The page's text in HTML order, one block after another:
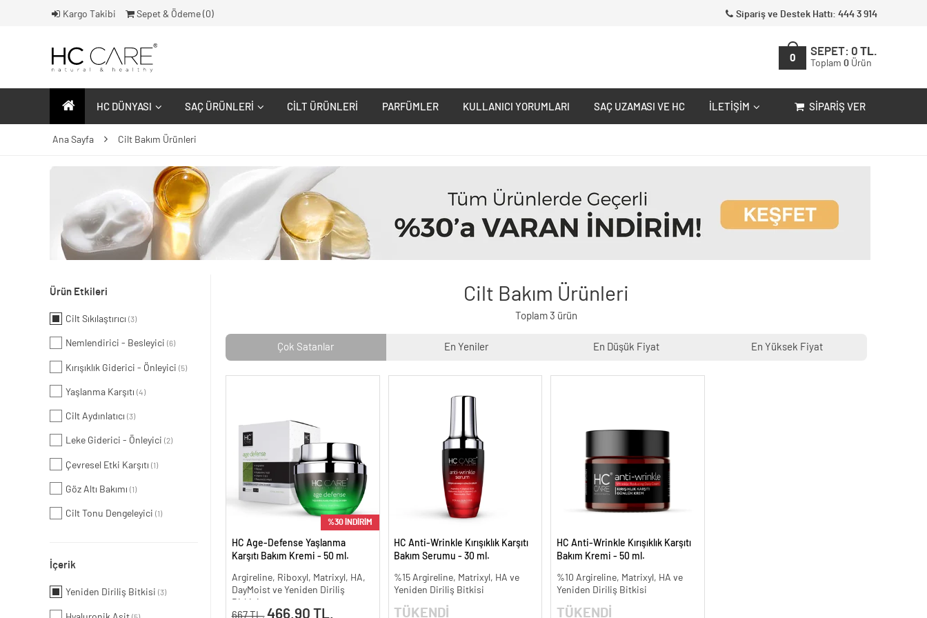
Kargo Takibi Sepet & Ödeme ( 0) Sipariş ve Destek Hattı: 444 3 914
0
SEPET: 0 TL.
Toplam 0 Ürün
HC DÜNYASI SAÇ ÜRÜNLERI CILT ÜRÜNLERI PARFÜMLER KULLANICI YORUMLARI SAÇ UZAMASI VE HC İLETIŞIM SIPARIŞ VER
Ana Sayfa Cilt Bakım Ürünleri
Ürün Etkileri
Cilt Sıkılaştırıcı (3)
Nemlendirici - Besleyici (6)
Kırışıklık Giderici - Önleyici (5)
Yaşlanma Karşıtı (4)
Cilt Aydınlatıcı (3)
Leke Giderici - Önleyici (2)
Çevresel Etki Karşıtı (1)
Göz Altı Bakımı (1)
Cilt Tonu Dengeleyici (1)
İçerik
Yeniden Diriliş Bitkisi (3)
Cilt Bakım Ürünleri
Toplam 3 ürün
Çok Satanlar En Yeniler En Düşük Fiyat En Yüksek Fiyat
%30 İNDİRİM
HC Age-Defense Yaşlanma
Karşıtı Bakım Kremi - 50 ml.
Argireline, Riboxyl, Matrixyl, HA,
DayMoist ve Yeniden Diriliş
667 TL. 466.90 TL.
HC Anti-Wrinkle Kırışıklık Karşıtı
Bakım Serumu - 30 ml.
%15 Argireline, Matrixyl, HA ve
Yeniden Diriliş Bitkisi
TÜKENDİ
HC Anti-Wrinkle Kırışıklık Karşıtı
Bakım Kremi - 50 ml.
%10 Argireline, Matrixyl, HA ve
Yeniden Diriliş Bitkisi
TÜKENDİ